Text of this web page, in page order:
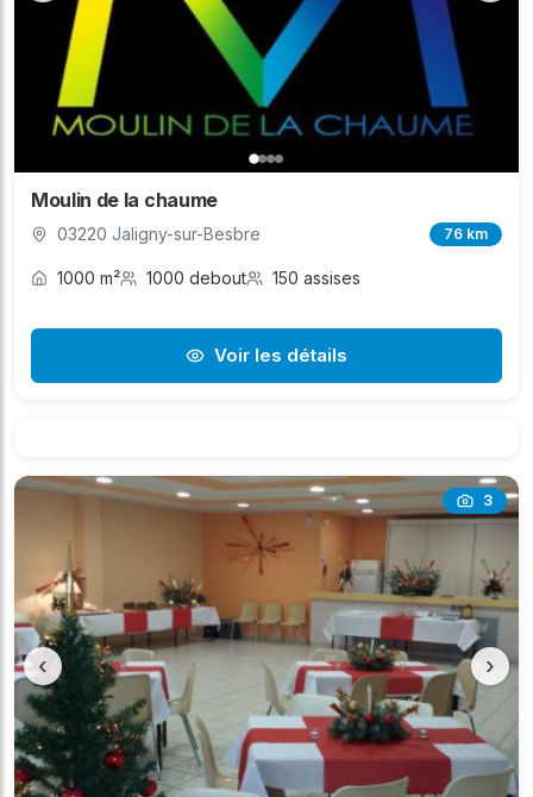
Moulin de la chaume
03220 Jaligny-sur-Besbre 76 km
1000 m² 1000 debout 150 assises
Voir les détails
3
‹ ›